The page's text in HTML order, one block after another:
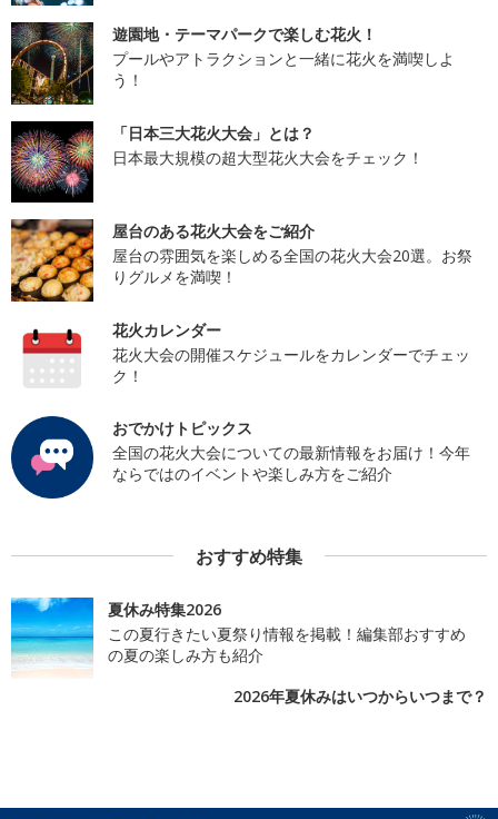
遊園地・テーマパークで楽しむ花火！
プールやアトラクションと一緒に花火を満喫しよ
う！
「日本三大花火大会」とは？
日本最大規模の超大型花火大会をチェック！
屋台のある花火大会をご紹介
屋台の雰囲気を楽しめる全国の花火大会20選。お祭
りグルメを満喫！
花火カレンダー
花火大会の開催スケジュールをカレンダーでチェッ
ク！
おでかけトピックス
全国の花火大会についての最新情報をお届け！今年
ならではのイベントや楽しみ方をご紹介
おすすめ特集
夏休み特集2026
この夏行きたい夏祭り情報を掲載！編集部おすすめ
の夏の楽しみ方も紹介
2026年夏休みはいつからいつまで？